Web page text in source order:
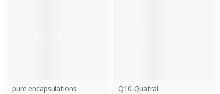
pure encapsulations
Q10-Quatral